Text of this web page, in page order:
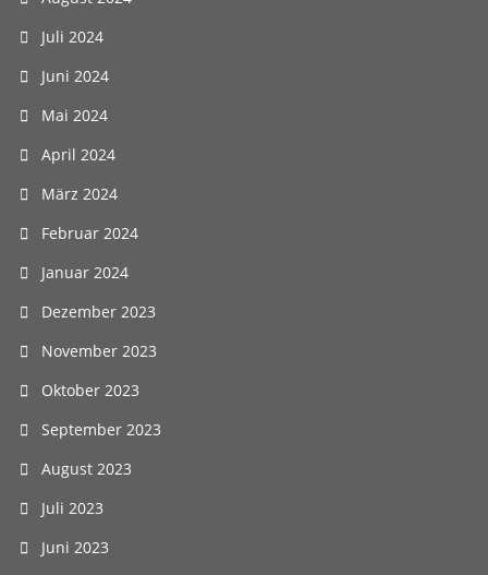
Juli 2024
Juni 2024
Mai 2024
April 2024
März 2024
Februar 2024
Januar 2024
Dezember 2023
November 2023
Oktober 2023
September 2023
August 2023
Juli 2023
Juni 2023